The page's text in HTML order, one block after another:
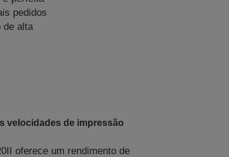
pedidos
de alta
velocidades de impressão
oferece um rendimento de